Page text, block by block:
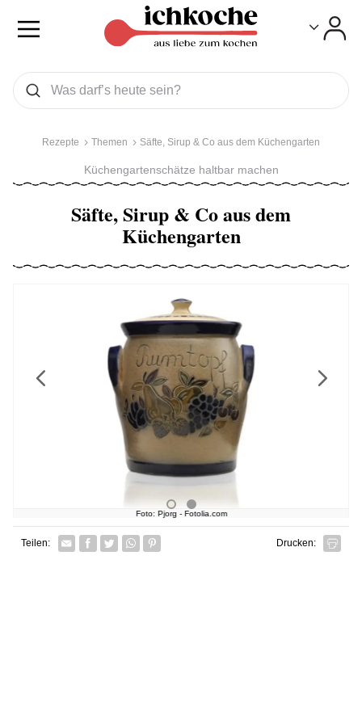
Was wollen Sie suchen
Suchen
Rezepte Themen Säfte, Sirup & Co aus dem Küchengarten
Küchengartenschätze haltbar machen
Säfte, Sirup & Co aus dem
Küchengarten
Foto: Pjorg - Fotolia.com
Next
Previous
Teilen: Facebook
TwitterWhatsapp senden
Pin it Drucken: